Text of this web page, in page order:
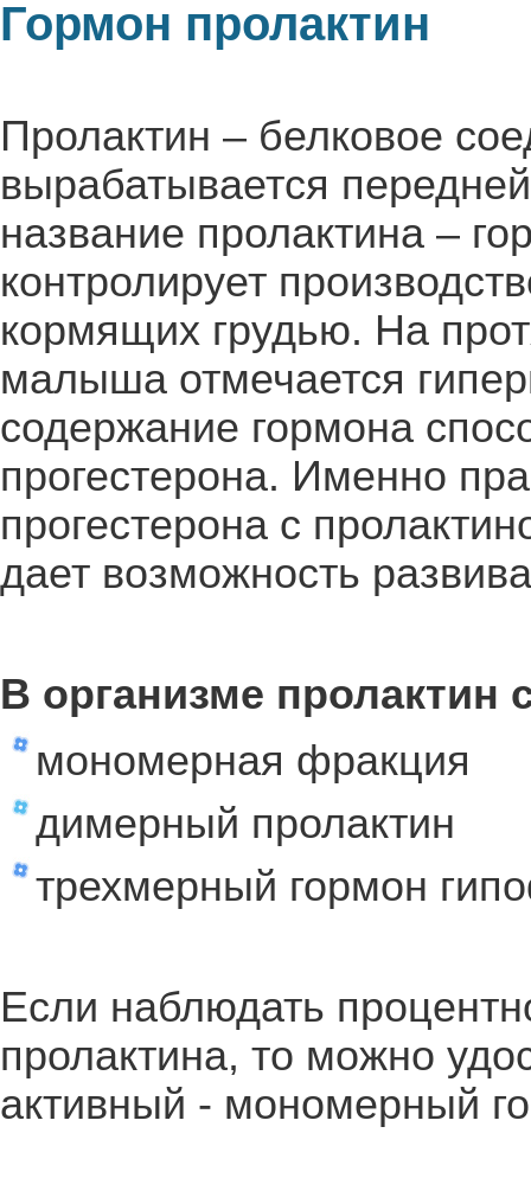
Гормон пролактин
Пролактин – белковое
вырабатывается
название пролактина –
контролирует
кормящих грудью. На
малыша отмечается
содержание гормона
прогестерона. Именно
прогестерона с
дает возможность
В организме пролактин
мономерная фракция
димерный пролактин
трехмерный гормон
Если наблюдать
пролактина, то можно
активный - мономерный